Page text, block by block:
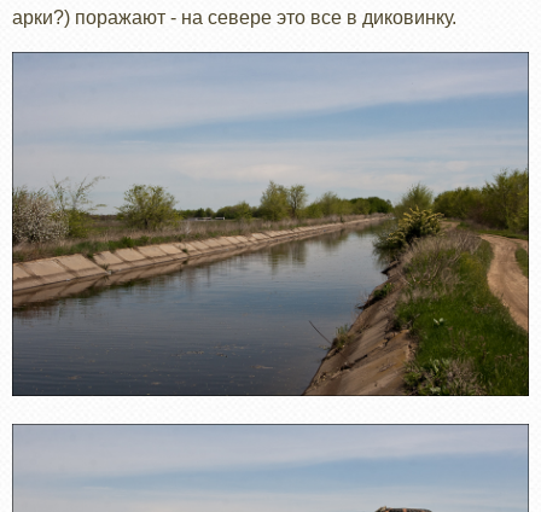
арки?) поражают - на севере это все в диковинку.